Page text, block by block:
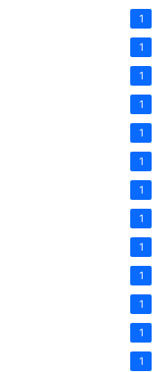
1
1
1
1
1
1
1
1
1
1
1
1
1